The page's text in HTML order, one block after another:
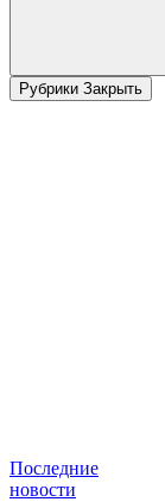
Рубрики Закрыть
Последние
новости